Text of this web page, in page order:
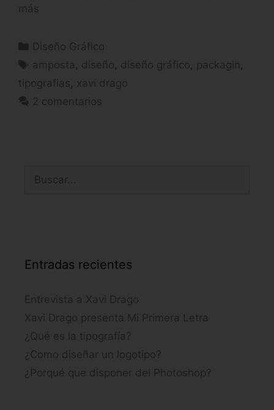
más
Diseño Gráfico
amposta
diseño diseño gráfico packagin
tipografias
xavi drago
2 comentarios
Entradas recientes
Entrevista a Xavi Drago
Xavi Drago presenta Mi Primera Letra
¿Qué es la tipografía?
¿Como diseñar un logotipo?
¿Porqué que disponer del Photoshop?